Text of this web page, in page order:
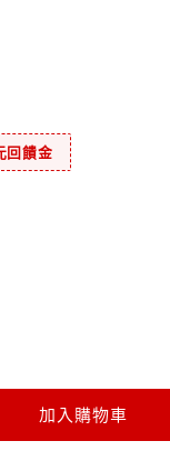
回饋金
加入購物車